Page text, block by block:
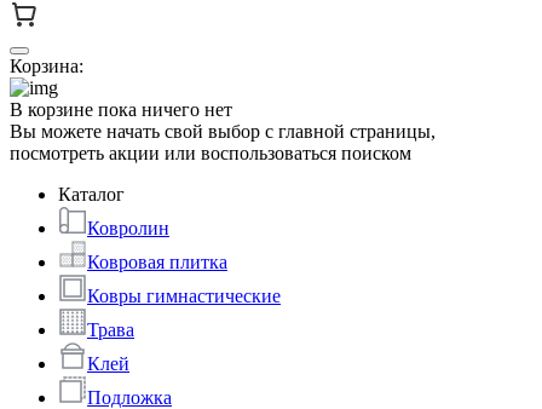
Корзина:
В корзине пока ничего нет
Вы можете начать свой выбор с главной страницы,
посмотреть акции или воспользоваться поиском
Каталог
Ковролин
Ковровая плитка
Ковры гимнастические
Трава
Клей
Подложка